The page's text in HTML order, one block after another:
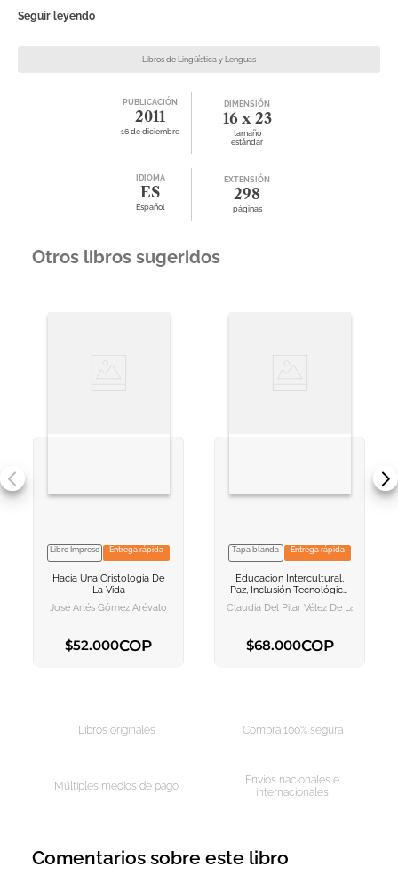
Seguir leyendo
Libros de Lingüística y Lenguas
PUBLICACIÓN
2011
16 de diciembre
DIMENSIÓN
16 x 23
tamaño
estándar
IDIOMA
ES
Español
EXTENSIÓN
298
páginas
Otros libros sugeridos
VER INFORMACION
AGREGAR AL
Libro Impreso Entrega rápida
Hacía Una Cristología De
La Vida
José Arlés Gómez Arévalo
$52.000COP
VER INFORMACION
AGREGAR AL
Tapa blanda Entrega rápida
Educación Intercultural,
Paz, Inclusión Tecnológica,
Ciencia Y Sociedad
Claudia Del Pilar Vélez De La Calle
$68.000COP
Libros originales Compra 100% segura
Múltiples medios de pago
Envíos nacionales e
internacionales
Comentarios sobre este libro